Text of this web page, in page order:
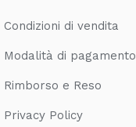
Condizioni di vendita
Modalità di pagamento
Rimborso e Reso
Privacy Policy